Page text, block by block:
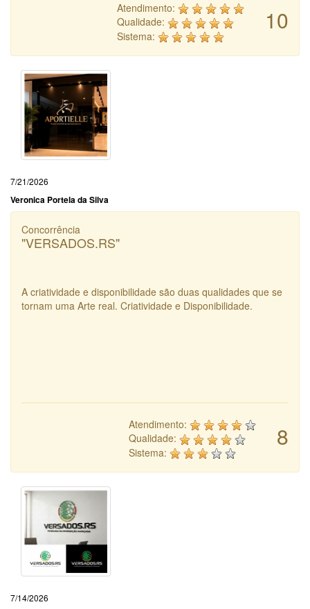
10
Atendimento:
Qualidade:
Sistema:
7/21/2026
Veronica Portela da Silva
Concorrência
"VERSADOS.RS"
A criatividade e disponibilidade são duas qualidades que se
tornam uma Arte real. Criatividade e Disponibilidade.
8
Atendimento:
Qualidade:
Sistema:
7/14/2026